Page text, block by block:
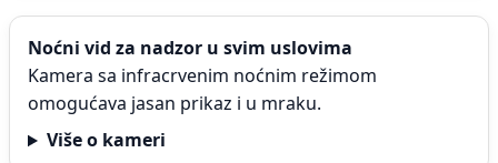
Noćni vid za nadzor u svim uslovima
Kamera sa infracrvenim noćnim režimom
omogućava jasan prikaz i u mraku.
Više o kameri